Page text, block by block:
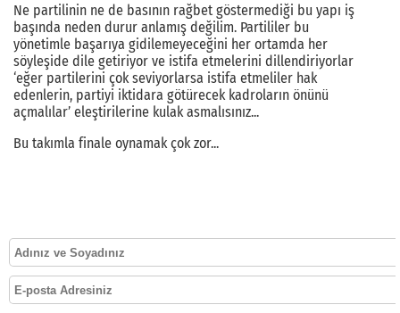
Ne partilinin ne de basının rağbet göstermediği bu yapı iş
başında neden durur anlamış değilim. Partililer bu
yönetimle başarıya gidilemeyeceğini her ortamda her
söyleşide dile getiriyor ve istifa etmelerini dillendiriyorlar
‘eğer partilerini çok seviyorlarsa istifa etmeliler hak
edenlerin, partiyi iktidara götürecek kadroların önünü
açmalılar’ eleştirilerine kulak asmalısınız...
Bu takımla finale oynamak çok zor...